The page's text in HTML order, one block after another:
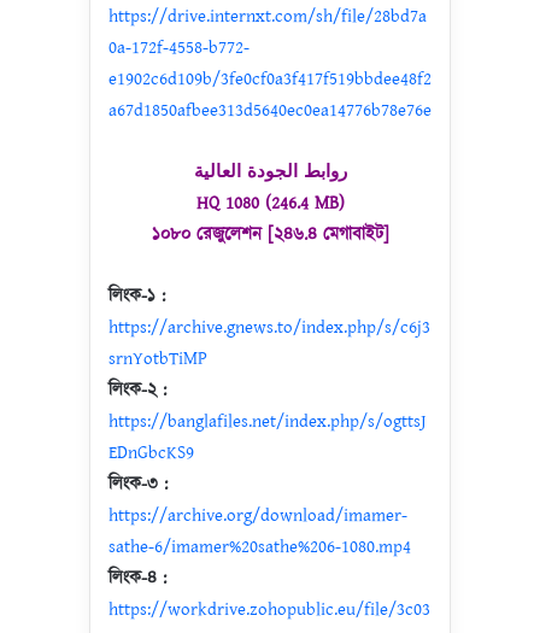
https://drive.internxt.com/sh/file/28bd7a
0a-172f-4558-b772-
e1902c6d109b/3fe0cf0a3f417f519bbdee48f2
a67d1850afbee313d5640ec0ea14776b78e76e
روابط الجودة العالية
HQ 1080 (246.4 MB)
১০৮০ রেজুলেশন [২৪৬.৪ মেগাবাইট]
লিংক-১ :
https://archive.gnews.to/index.php/s/c6j3
srnYotbTiMP
লিংক-২ :
https://banglafiles.net/index.php/s/ogttsJ
EDnGbcKS9
লিংক-৩ :
https://archive.org/download/imamer-
sathe-6/imamer%20sathe%206-1080.mp4
লিংক-৪ :
https://workdrive.zohopublic.eu/file/3c03